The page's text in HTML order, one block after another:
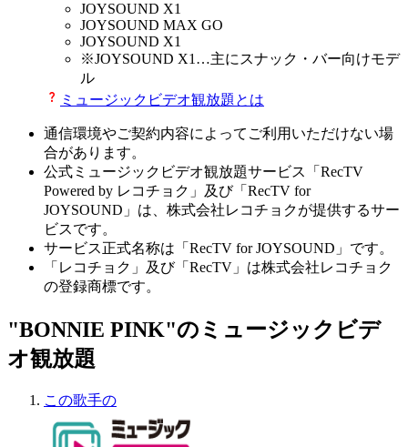
JOYSOUND X1
JOYSOUND MAX GO
JOYSOUND X1
※JOYSOUND X1 …主にスナック・バー向けモデ
ル
ミュージックビデオ観放題とは
通信環境やご契約内容によってご利用いただけない場
合があります。
公式ミュージックビデオ観放題サービス「RecTV
Powered by レコチョク」及び「RecTV for
JOYSOUND」は、株式会社レコチョクが提供するサー
ビスです。
サービス正式名称は「RecTV for JOYSOUND」です。
「レコチョク」及び「RecTV」は株式会社レコチョク
の登録商標です。
"BONNIE PINK"のミュージックビデ
オ観放題
この歌手の